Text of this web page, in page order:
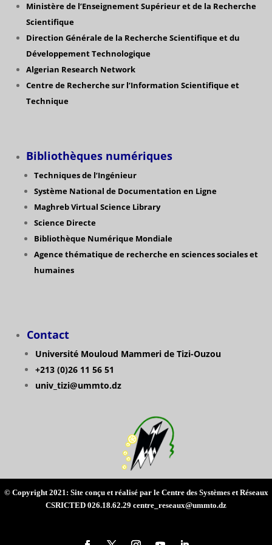
Ministère de l’Enseignement Supérieur et de la Recherche
Scientifique
Direction Générale de la Recherche Scientifiqueet du
Développement Technologique
Algerian Research Network
Centre de Recherche sur l’Information Scientifique et
Technique
Bibliothèques numériques
Techniques de l’Ingénieur
Système National de Documentation en Ligne
Maghreb Virtual Science Library
Science Directe
Bibliothèque Numérique Mondiale
Agence thématique de recherche en sciences sociales et
humaines
Contact
Université Mouloud Mammeri de Tizi-Ouzou
+213 (0)26 11 56 51
univ_tizi@ummto.dz
© Copyright 2021: Site conçu et réalisé par le Centre des Systèmes et Réseaux
CSRICTED 026.18.62.29 centre_reseaux@ummto.dz